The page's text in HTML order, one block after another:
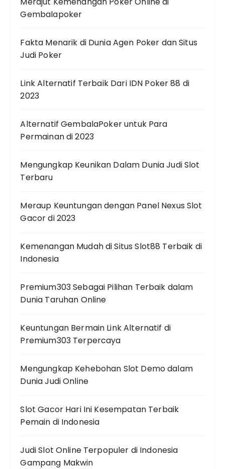
Gembalapoker
Fakta Menarik di Dunia Agen Poker dan Situs
Judi Poker
Link Alternatif Terbaik Dari IDN Poker 88 di
2023
Alternatif GembalaPoker untuk Para
Permainan di 2023
Mengungkap Keunikan Dalam Dunia Judi Slot
Terbaru
Meraup Keuntungan dengan Panel Nexus Slot
Gacor di 2023
Kemenangan Mudah di Situs Slot88 Terbaik di
Indonesia
Premium303 Sebagai Pilihan Terbaik dalam
Dunia Taruhan Online
Keuntungan Bermain Link Alternatif di
Premium303 Terpercaya
Mengungkap Kehebohan Slot Demo dalam
Dunia Judi Online
Slot Gacor Hari Ini Kesempatan Terbaik
Pemain di Indonesia
Judi Slot Online Terpopuler di Indonesia
Gampang Makwin